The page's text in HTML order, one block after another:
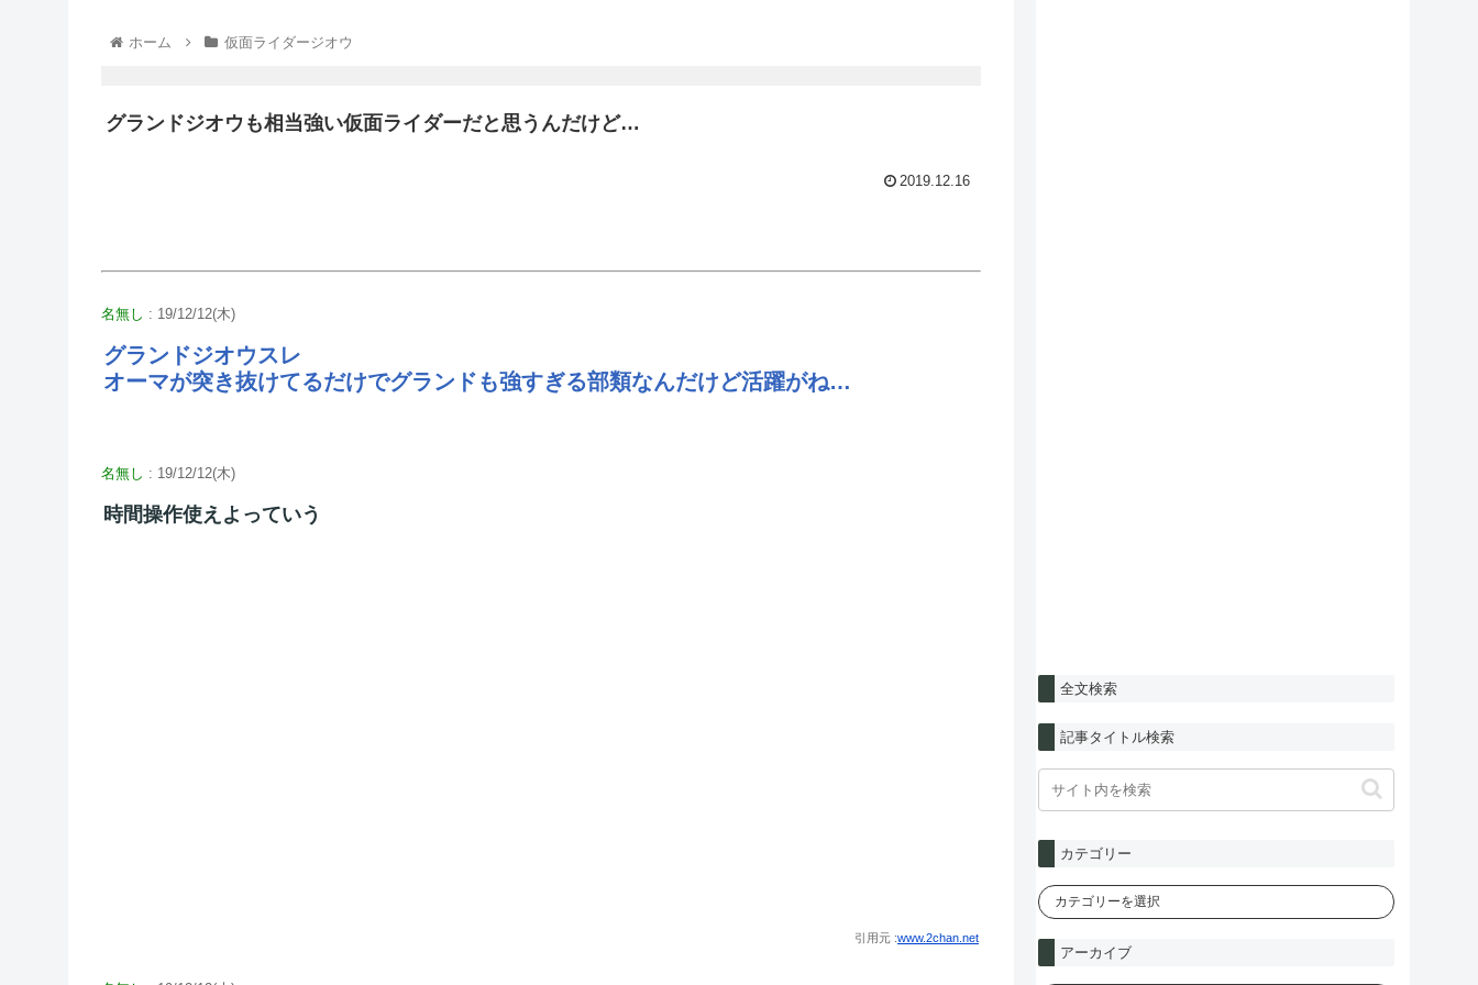
ホーム 仮面ライダージオウ
グランドジオウも相当強い仮面ライダーだと思うんだけど…
2019.12.16
名無し : 19/12/12(木)
グランドジオウスレ
オーマが突き抜けてるだけでグランドも強すぎる部類なんだけど活躍がね…
名無し : 19/12/12(木)
時間操作使えよっていう
引用元 :www.2chan.net
全文検索
記事タイトル検索
カテゴリー
アーカイブ